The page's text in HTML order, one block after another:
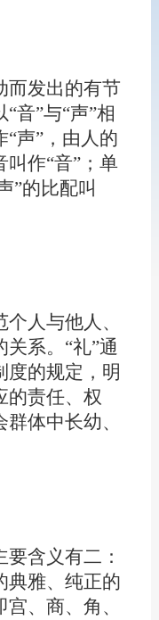
而发出的有节
音”与“声”相
声”，由人的
叫作“音”；单
”的比配叫
人与他人、
系。“礼”通
度的规定，明
的责任、权
体中长幼、
含义有二：
典雅、纯正的
、商、角、